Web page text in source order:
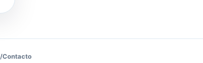
/Contacto